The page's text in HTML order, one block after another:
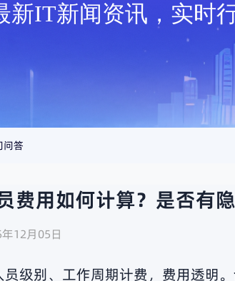
新IT新闻资讯，实时
问答
费用如何计算？是否有隐
12月05日
级别、工作周期计费，费用透明